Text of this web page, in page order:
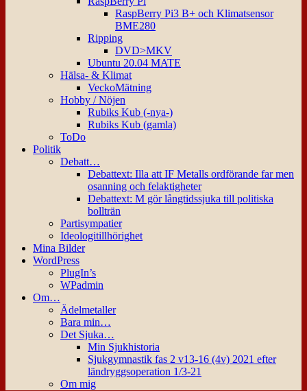
RaspBerry Pi3 B+ och Klimatsensor
BME280
Ripping
DVD>MKV
Ubuntu 20.04 MATE
Hälsa- & Klimat
VeckoMätning
Hobby / Nöjen
Rubiks Kub (-nya-)
Rubiks Kub (gamla)
ToDo
Politik
Debatt…
Debattext: Illa att IF Metalls ordförande far men
osanning och felaktigheter
Debattext: M gör långtidssjuka till politiska
bollträn
Partisympatier
Ideologitillhörighet
Mina Bilder
WordPress
PlugIn’s
WPadmin
Om…
Ädelmetaller
Bara min…
Det Sjuka…
Min Sjukhistoria
Sjukgymnastik fas 2 v13-16 (4v) 2021 efter
ländryggsoperation 1/3-21
Om mig